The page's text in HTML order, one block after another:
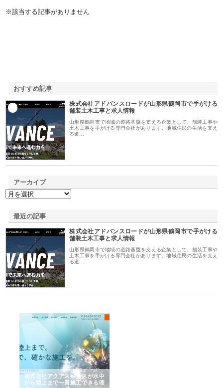
※該当する記事がありません
おすすめ記事
株式会社アドバンスロードが山形県鶴岡市で手がける
舗装土木工事と求人情報
山形県鶴岡市で地域の道路基盤を支える企業として、舗装工事や
土木工事を手がける専門会社があります。地域住民の生活を支え
る道…
アーカイブ
最近の記事
株式会社アドバンスロードが山形県鶴岡市で手がける
舗装土木工事と求人情報
山形県鶴岡市で地域の道路基盤を支える企業として、舗装工事や
土木工事を手がける専門会社があります。地域住民の生活を支え
る道…
株式会社アクアスペースが水中
から陸上まで一貫施工できる理